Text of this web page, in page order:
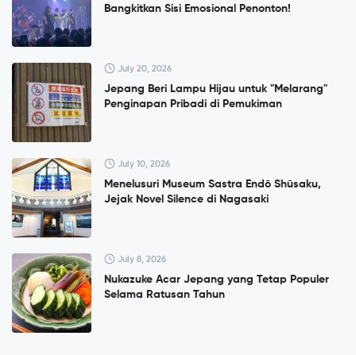
Bangkitkan Sisi Emosional Penonton!
July 20, 2026
Jepang Beri Lampu Hijau untuk "Melarang"
Penginapan Pribadi di Pemukiman
July 10, 2026
Menelusuri Museum Sastra Endō Shūsaku,
Jejak Novel Silence di Nagasaki
July 8, 2026
Nukazuke Acar Jepang yang Tetap Populer
Selama Ratusan Tahun